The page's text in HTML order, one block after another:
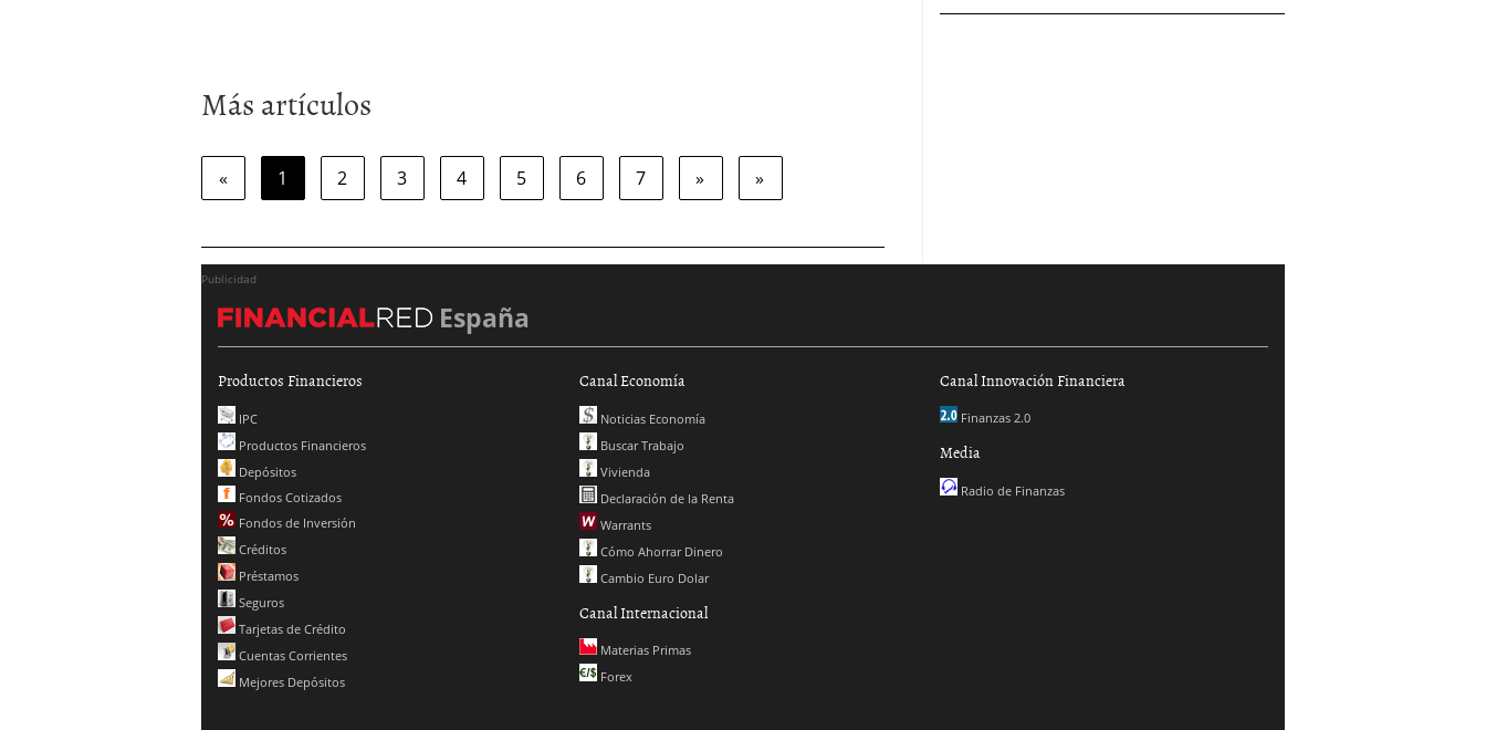
Más artículos
« 1 2 3 4 5 6 7 » »
Publicidad
España
Productos Financieros
IPC
Productos Financieros
Depósitos
Fondos Cotizados
Fondos de Inversión
Créditos
Préstamos
Seguros
Tarjetas de Crédito
Cuentas Corrientes
Mejores Depósitos
Canal Economía
Noticias Economía
Buscar Trabajo
Vivienda
Declaración de la Renta
Warrants
Cómo Ahorrar Dinero
Cambio Euro Dolar
Canal Internacional
Materias Primas
Forex
Canal Innovación Financiera
Finanzas 2.0
Media
Radio de Finanzas